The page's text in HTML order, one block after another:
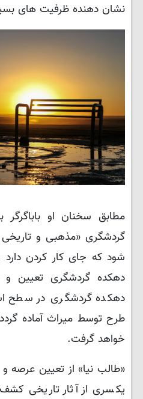
نشان دهنده ظرفیت های
مطابق سخنان او
گردشگری «مذهبی و
شود که جای کار کردن
دهکده گردشگری تعیین
دهکده گردشگری در سطح
طرح توسط میراث آماده
خواهد گرفت.
«طالب نیا» از تعیین عرصه
یکسری از آثار تاریخی